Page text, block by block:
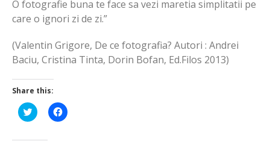
O fotografie buna te face sa vezi maretia simplitatii pe
care o ignori zi de zi.”
(Valentin Grigore, De ce fotografia? Autori : Andrei
Baciu, Cristina Tinta, Dorin Bofan, Ed.Filos 2013)
Share this:
Click
to
Twitter
Click
to